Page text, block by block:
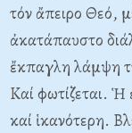
τόν ἄπειρο Θεό,
ἀκατάπαυστο
ἔκπαγλη λάμψη
Καί φωτίζεται. Ἡ
καί ἱκανότερη.